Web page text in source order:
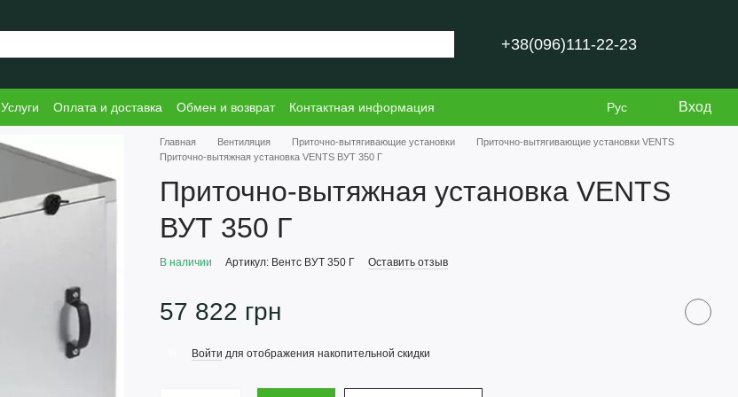
+38(096)111-22-23
Услуги Оплата и доставка Обмен и возврат
Контактная информация
Рус Вход
Главная Вентиляция Приточно-вытягивающие установки
Приточно-вытягивающие установки VENTS
Приточно-вытяжная установка VENTS ВУТ 350 Г
Приточно-вытяжная установка VENTS
ВУТ 350 Г
В наличии Артикул: Вентс ВУТ 350 Г Оставить отзыв
57 822 грн
Войти для отображения накопительной скидки